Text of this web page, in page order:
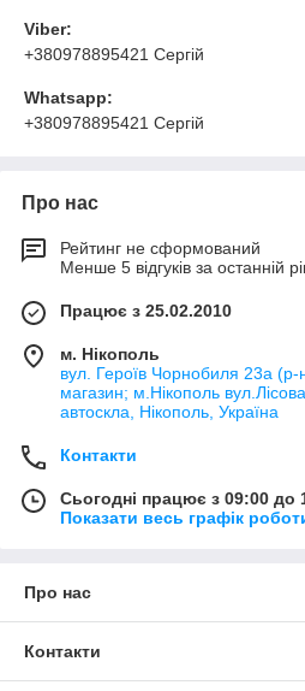
Viber:
+380978895421 Сергій
Whatsapp:
+380978895421 Сергій
Про нас
Рейтинг не сформований
Менше 5 відгуків за останній
Працює з 25.02.2010
м. Нікополь
вул. Героїв Чорнобиля 23а (р-
магазин; м.Нікополь
автоскла, Нікополь, Україна
Контакти
Сьогодні працює з 09:00 до
Показати весь графік
Про нас
Контакти